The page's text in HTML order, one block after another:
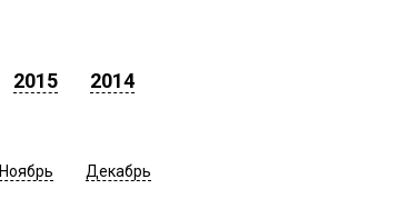
2015
2014
Ноябрь Декабрь